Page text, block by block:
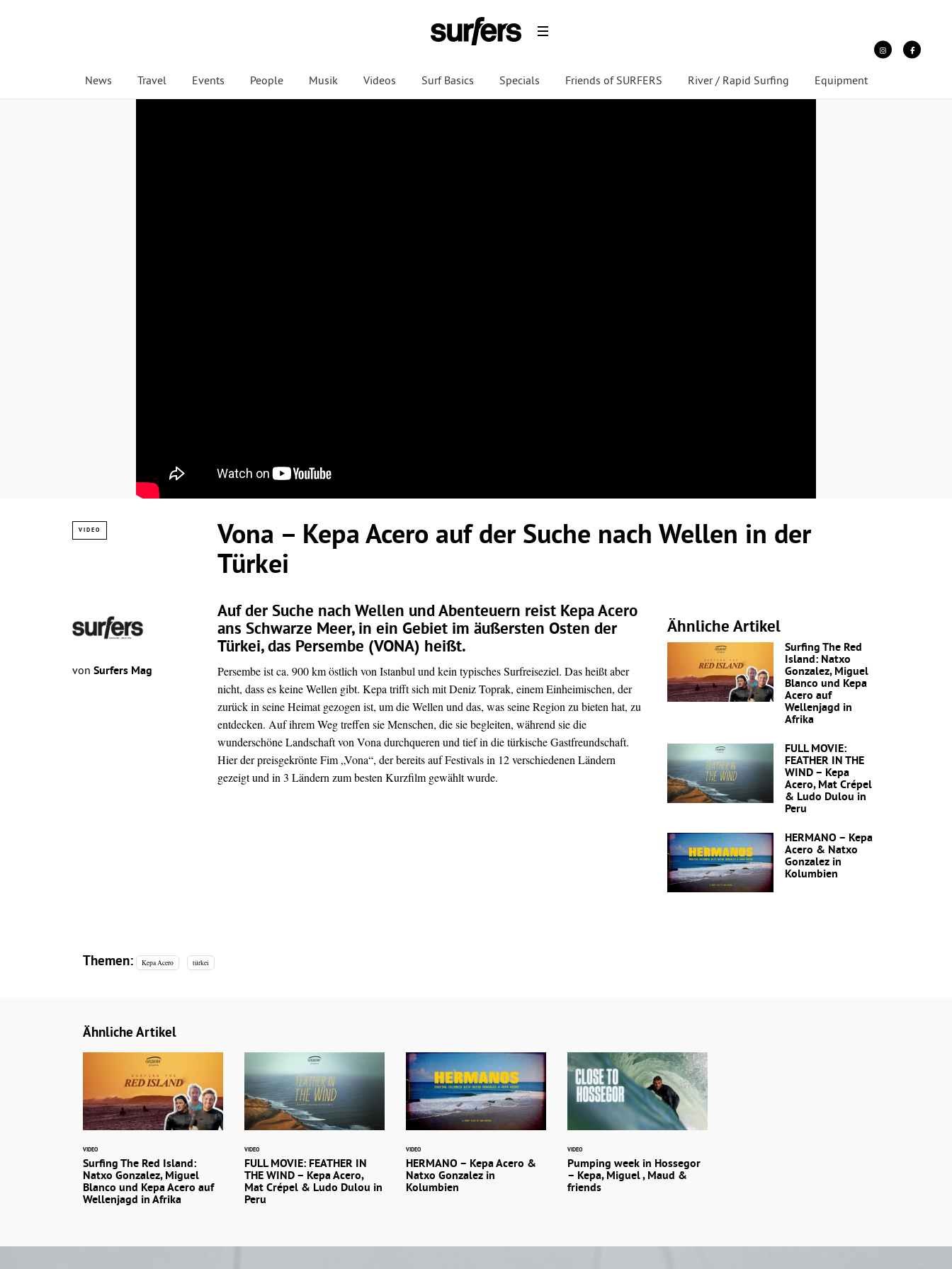
News Travel Events People Musik Videos Surf Basics Specials Friends of SURFERS River / Rapid Surfing Equipment
VIDEO
Vona – Kepa Acero auf der Suche nach Wellen in der
Türkei
von Surfers Mag
Auf der Suche nach Wellen und Abenteuern reist Kepa Acero
ans Schwarze Meer, in ein Gebiet im äußersten Osten der
Türkei, das Persembe (VONA) heißt.
Persembe ist ca. 900 km östlich von Istanbul und kein typisches Surfreiseziel. Das heißt aber
nicht, dass es keine Wellen gibt. Kepa trifft sich mit Deniz Toprak, einem Einheimischen, der
zurück in seine Heimat gezogen ist, um die Wellen und das, was seine Region zu bieten hat, zu
entdecken. Auf ihrem Weg treffen sie Menschen, die sie begleiten, während sie die
wunderschöne Landschaft von Vona durchqueren und tief in die türkische Gastfreundschaft.
Hier der preisgekrönte Fim „Vona“, der bereits auf Festivals in 12 verschiedenen Ländern
gezeigt und in 3 Ländern zum besten Kurzfilm gewählt wurde.
Ähnliche Artikel
Surfing The Red
Island: Natxo
Gonzalez, Miguel
Blanco und Kepa
Acero auf
Wellenjagd in
Afrika
FULL MOVIE:
FEATHER IN THE
WIND – Kepa
Acero, Mat Crépel
& Ludo Dulou in
Peru
HERMANO – Kepa
Acero & Natxo
Gonzalez in
Kolumbien
Themen: Kepa Acero türkei
Ähnliche Artikel
VIDEO
Surfing The Red Island:
Natxo Gonzalez, Miguel
Blanco und Kepa Acero auf
Wellenjagd in Afrika
VIDEO
FULL MOVIE: FEATHER IN
THE WIND – Kepa Acero,
Mat Crépel & Ludo Dulou in
Peru
VIDEO
HERMANO – Kepa Acero &
Natxo Gonzalez in
Kolumbien
VIDEO
Pumping week in Hossegor
– Kepa, Miguel , Maud &
friends